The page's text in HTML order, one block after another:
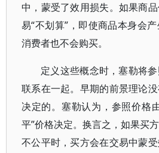
中，蒙受了效用损失。如果商
易“不划算”，即使商品本身会
消费者也不会购买。
定义这些概念时，塞勒将
联系在一起。早期的前景理论
决定的。塞勒认为，参照价格
平”价格决定。换言之，如果买
不公平时，买方会在交易中蒙